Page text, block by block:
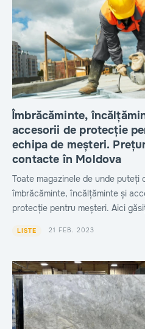
Îmbrăcăminte,
accesorii de protecție
echipa de meșteri.
contacte în Moldova
Toate magazinele de unde puteți
îmbrăcăminte, încălțăminte și
protecție pentru meșteri. Aici găsiți tot
LISTE 21 FEB. 2023